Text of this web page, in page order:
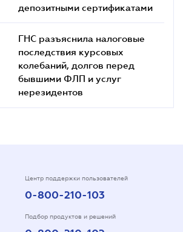
депозитными сертификатами
ГНС разъяснила налоговые
последствия курсовых
колебаний, долгов перед
бывшими ФЛП и услуг
нерезидентов
Центр поддержки пользователей
0-800-210-103
Подбор продуктов и решений